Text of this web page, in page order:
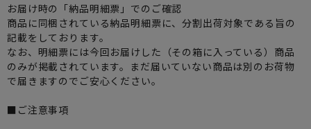
お届け時の「納品明細票」でのご確認
商品に同梱されている納品明細票に、分割出荷対象である旨の
記載をしております。
なお、明細票には今回お届けした（その箱に入っている）商品
のみが掲載されています。まだ届いていない商品は別のお荷物
で届きますのでご安心ください。
■ご注意事項